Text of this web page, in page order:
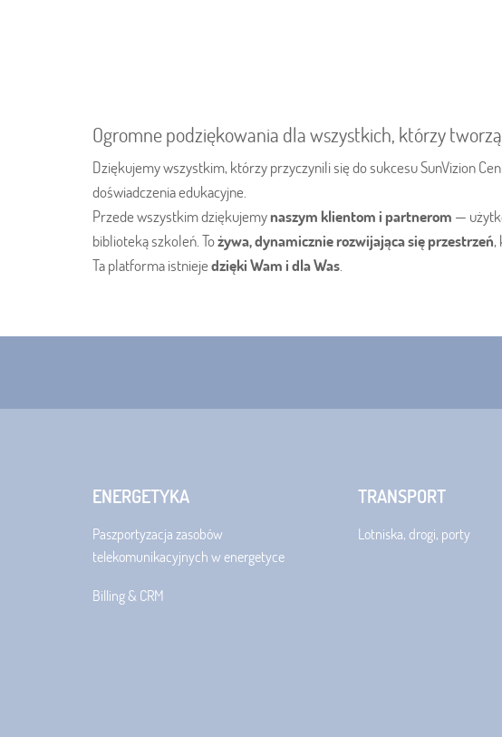
Ogromne podziękowania dla wszystkich, którzy
Dziękujemy wszystkim, którzy przyczynili się do sukcesu SunVizion
doświadczenia edukacyjne.
Przede wszystkim dziękujemynaszym klientom i partnerom —
biblioteką szkoleń. Tożywa, dynamicznie rozwijająca się przestrzeń,
Ta platforma istniejedzięki Wam i dla Was
ENERGETYKA
Paszportyzacja zasobów
telekomunikacyjnych w energetyce
Billing & CRM
TRANSPORT
Lotniska, drogi, porty